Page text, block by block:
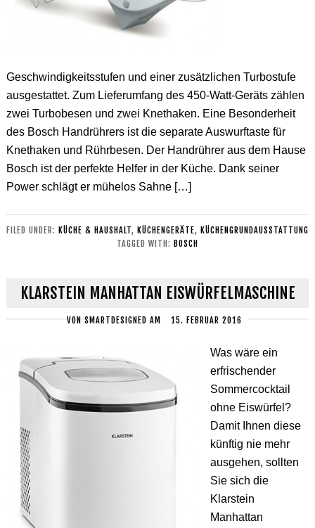
Geschwindigkeitsstufen und einer zusätzlichen Turbostufe
ausgestattet. Zum Lieferumfang des 450-Watt-Geräts zählen
zwei Turbobesen und zwei Knethaken. Eine Besonderheit
des Bosch Handrührers ist die separate Auswurftaste für
Knethaken und Rührbesen. Der Handrührer aus dem Hause
Bosch ist der perfekte Helfer in der Küche. Dank seiner
Power schlägt er mühelos Sahne […]
FILED UNDER: KÜCHE & HAUSHALT, KÜCHENGERÄTE, KÜCHENGRUNDAUSSTATTUNG
TAGGED WITH: BOSCH
KLARSTEIN MANHATTAN EISWÜRFELMASCHINE
VON SMARTDESIGNED AM 15. FEBRUAR 2016
Was wäre ein
erfrischender
Sommercocktail
ohne Eiswürfel?
Damit Ihnen diese
künftig nie mehr
ausgehen, sollten
Sie sich die
Klarstein
Manhattan